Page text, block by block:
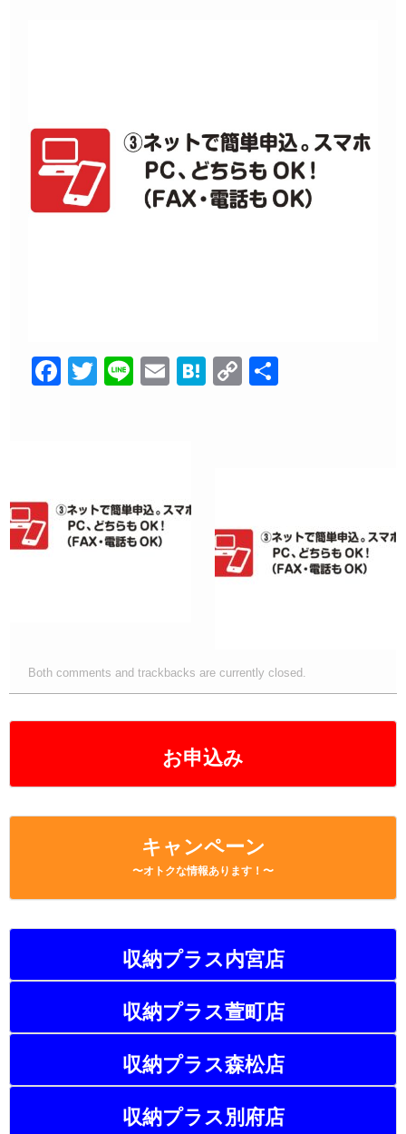
お申込み
キャンペーン
〜オトクな情報あります！〜
収納プラス内宮店
収納プラス萱町店
収納プラス森松店
収納プラス別府店
F
o
o
T
Li
E
H
C
k
Both comments and trackbacks are currently closed.